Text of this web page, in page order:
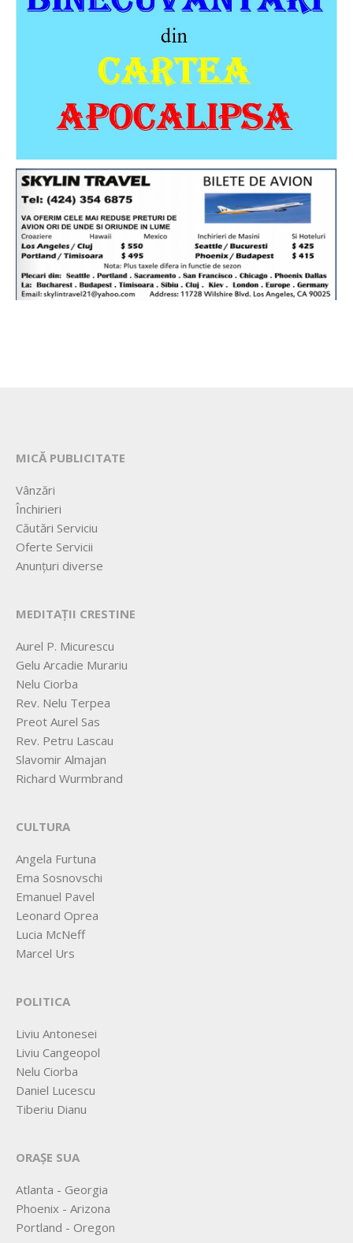
MICĂ PUBLICITATE
Vânzări
Închirieri
Căutări Serviciu
Oferte Servicii
Anunțuri diverse
MEDITAȚII CRESTINE
Aurel P. Micurescu
Gelu Arcadie Murariu
Nelu Ciorba
Rev. Nelu Terpea
Preot Aurel Sas
Rev. Petru Lascau
Slavomir Almajan
Richard Wurmbrand
CULTURA
Angela Furtuna
Ema Sosnovschi
Emanuel Pavel
Leonard Oprea
Lucia McNeff
Marcel Urs
POLITICA
Liviu Antonesei
Liviu Cangeopol
Nelu Ciorba
Daniel Lucescu
Tiberiu Dianu
ORAȘE SUA
Atlanta - Georgia
Phoenix - Arizona
Portland - Oregon